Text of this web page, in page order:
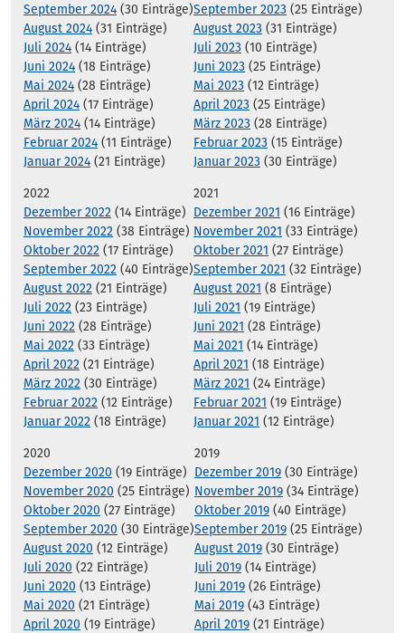
September 2024 (30 Einträge)
August 2024 (31 Einträge)
Juli 2024 (14 Einträge)
Juni 2024 (18 Einträge)
Mai 2024 (28 Einträge)
April 2024 (17 Einträge)
März 2024 (14 Einträge)
Februar 2024 (11 Einträge)
Januar 2024 (21 Einträge)
September 2023 (25 Einträge)
August 2023 (31 Einträge)
Juli 2023 (10 Einträge)
Juni 2023 (25 Einträge)
Mai 2023 (12 Einträge)
April 2023 (25 Einträge)
März 2023 (28 Einträge)
Februar 2023 (15 Einträge)
Januar 2023 (30 Einträge)
2022
Dezember 2022 (14 Einträge)
November 2022 (38 Einträge)
Oktober 2022 (17 Einträge)
September 2022 (40 Einträge)
August 2022 (21 Einträge)
Juli 2022 (23 Einträge)
Juni 2022 (28 Einträge)
Mai 2022 (33 Einträge)
April 2022 (21 Einträge)
März 2022 (30 Einträge)
Februar 2022 (12 Einträge)
Januar 2022 (18 Einträge)
2021
Dezember 2021 (16 Einträge)
November 2021 (33 Einträge)
Oktober 2021 (27 Einträge)
September 2021 (32 Einträge)
August 2021 (8 Einträge)
Juli 2021 (19 Einträge)
Juni 2021 (28 Einträge)
Mai 2021 (14 Einträge)
April 2021 (18 Einträge)
März 2021 (24 Einträge)
Februar 2021 (19 Einträge)
Januar 2021 (12 Einträge)
2020
Dezember 2020 (19 Einträge)
November 2020 (25 Einträge)
Oktober 2020 (27 Einträge)
September 2020 (30 Einträge)
August 2020 (12 Einträge)
Juli 2020 (22 Einträge)
Juni 2020 (13 Einträge)
Mai 2020 (21 Einträge)
April 2020 (19 Einträge)
2019
Dezember 2019 (30 Einträge)
November 2019 (34 Einträge)
Oktober 2019 (40 Einträge)
September 2019 (25 Einträge)
August 2019 (30 Einträge)
Juli 2019 (14 Einträge)
Juni 2019 (26 Einträge)
Mai 2019 (43 Einträge)
April 2019 (21 Einträge)